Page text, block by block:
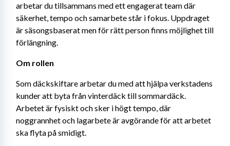
arbetar du tillsammans med ett engagerat team där
säkerhet, tempo och samarbete står i fokus. Uppdraget
är säsongsbaserat men för rätt person finns möjlighet till
förlängning.
Om rollen
Som däckskiftare arbetar du med att hjälpa verkstadens
kunder att byta från vinterdäck till sommardäck.
Arbetet är fysiskt och sker i högt tempo, där
noggrannhet och lagarbete är avgörande för att arbetet
ska flyta på smidigt.